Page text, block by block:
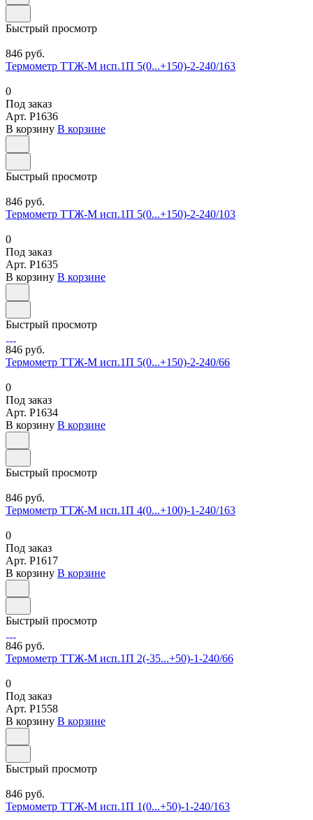
Быстрый просмотр
846 руб.
Термометр ТТЖ-М исп.1П 5(0...+150)-2-240/163
0
Под заказ
Арт. P1636
В корзину В корзине
Быстрый просмотр
846 руб.
Термометр ТТЖ-М исп.1П 5(0...+150)-2-240/103
0
Под заказ
Арт. P1635
В корзину В корзине
Быстрый просмотр
846 руб.
Термометр ТТЖ-М исп.1П 5(0...+150)-2-240/66
0
Под заказ
Арт. P1634
В корзину В корзине
Быстрый просмотр
846 руб.
Термометр ТТЖ-М исп.1П 4(0...+100)-1-240/163
0
Под заказ
Арт. P1617
В корзину В корзине
Быстрый просмотр
846 руб.
Термометр ТТЖ-М исп.1П 2(-35...+50)-1-240/66
0
Под заказ
Арт. P1558
В корзину В корзине
Быстрый просмотр
846 руб.
Термометр ТТЖ-М исп.1П 1(0...+50)-1-240/163